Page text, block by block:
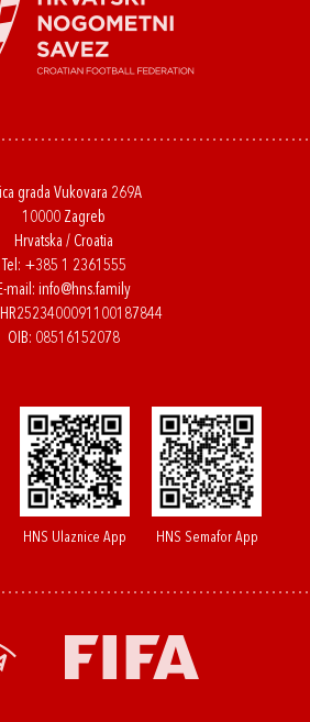
grada Vukovara 269A
10000 Zagreb
Hrvatska / Croatia
Tel: +385 1 2361555
mail: info@hns.family
HR2523400091100187844
OIB: 08516152078
HNS Ulaznice App HNS Semafor App